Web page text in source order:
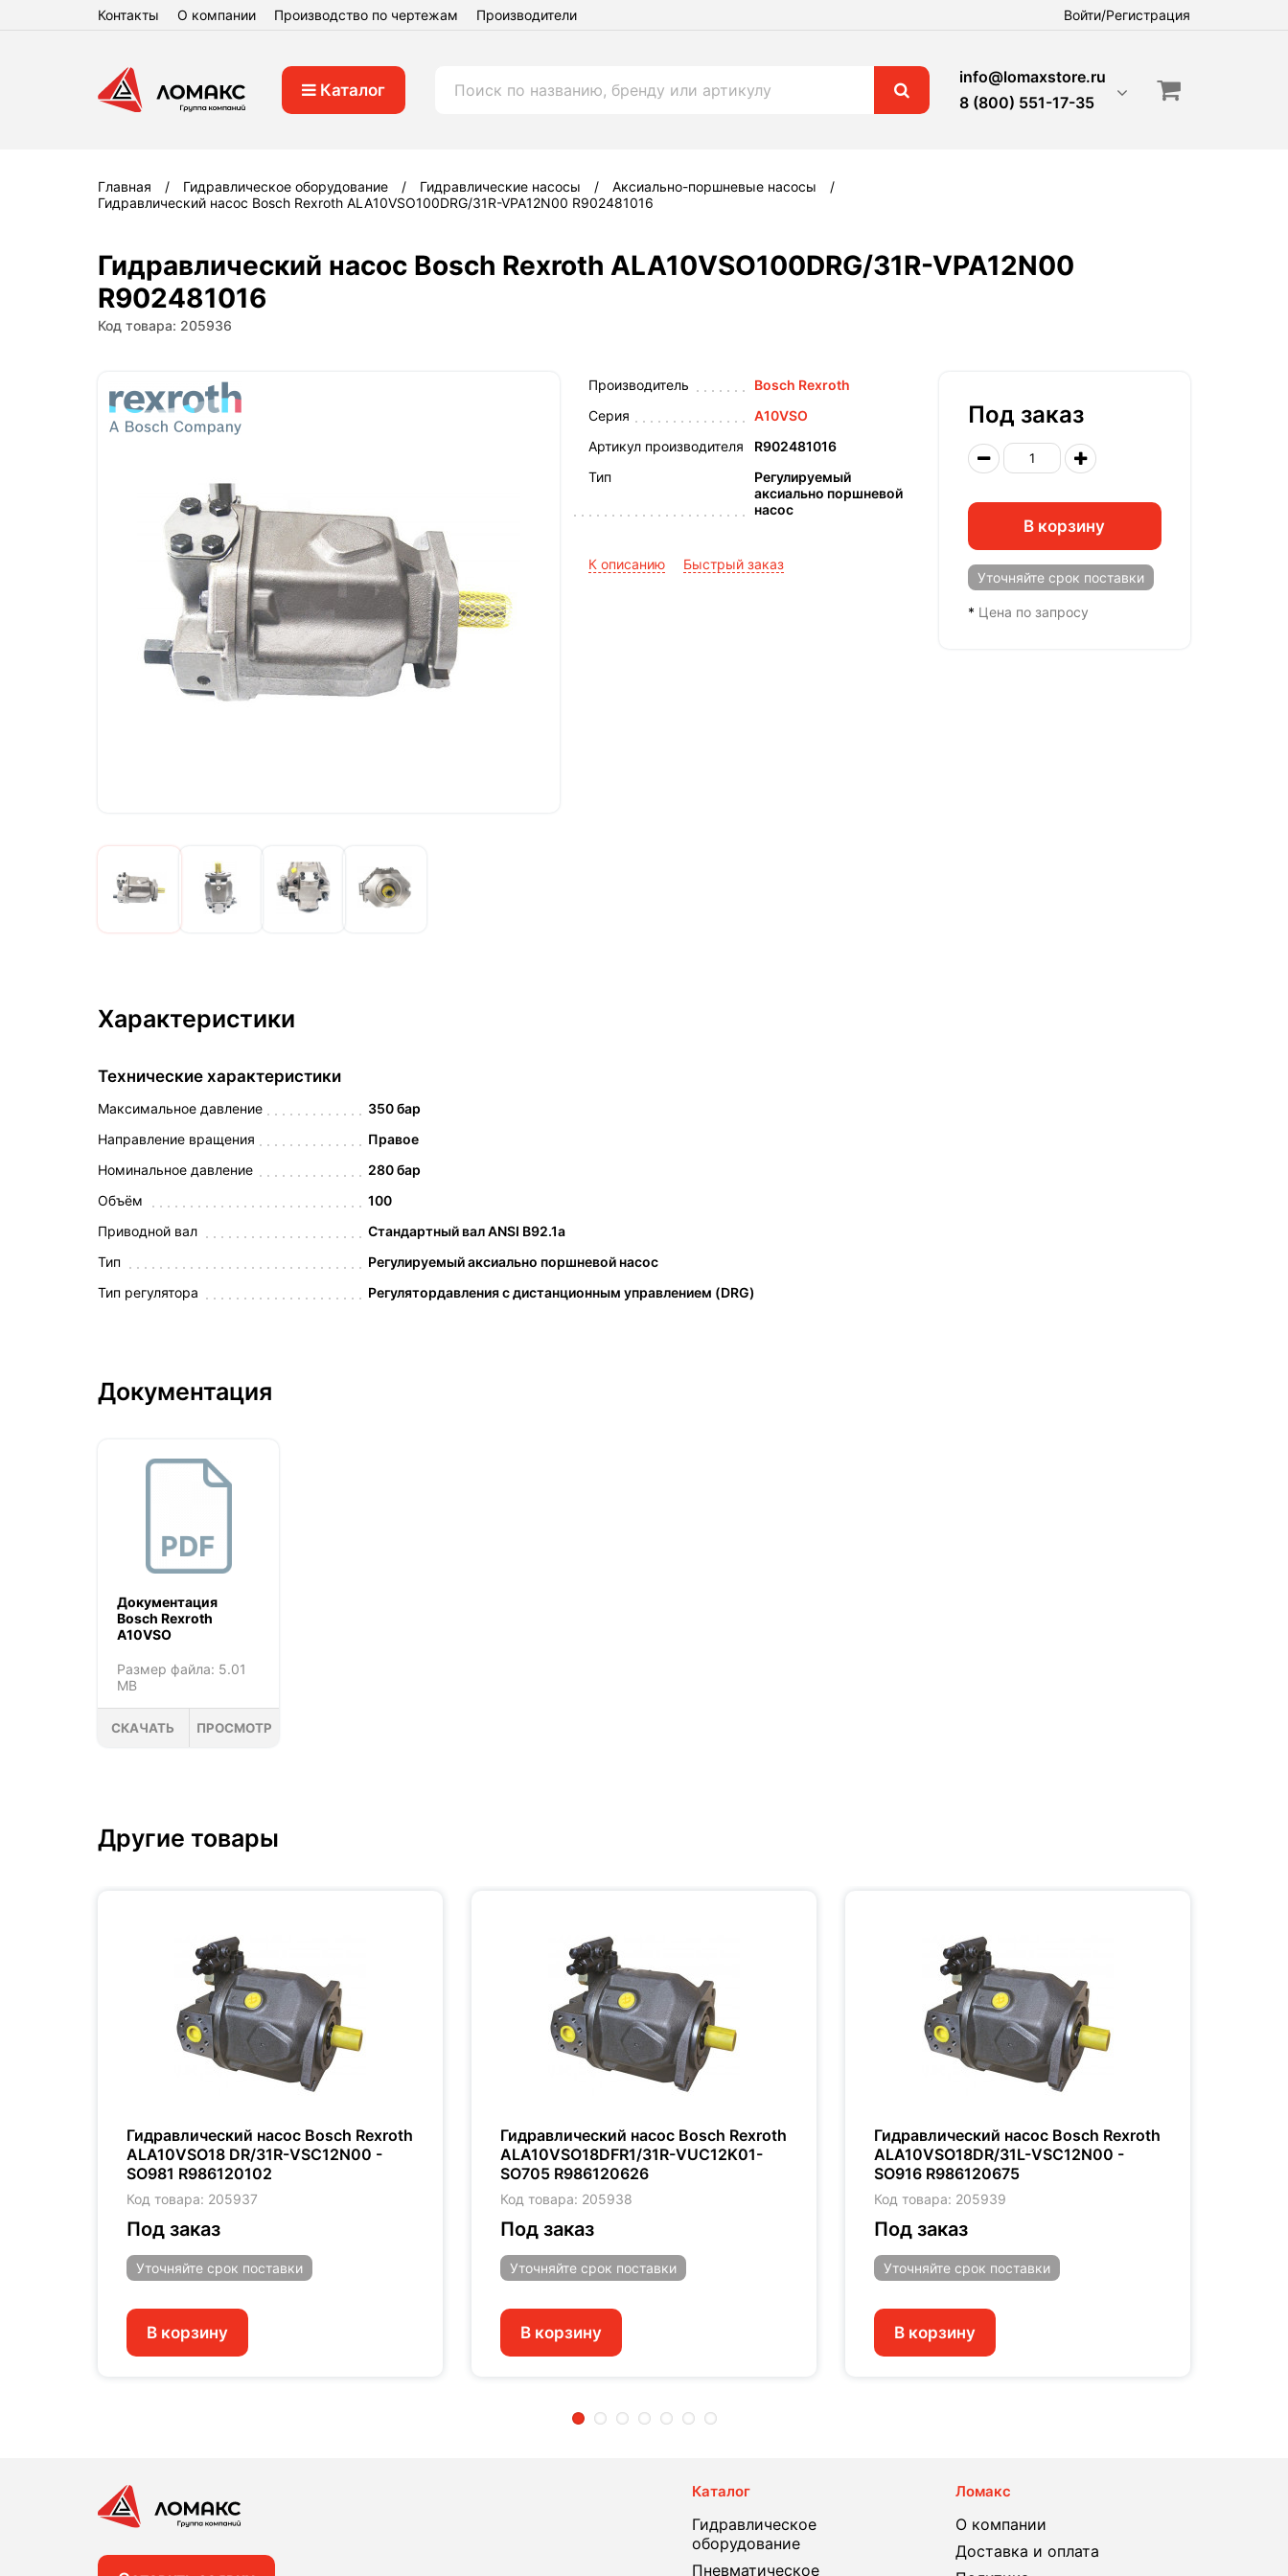
Контакты О компании Производство по чертежам Производители Войти/Регистрация
Каталог
info@lomaxstore.ru
8 (800) 551-17-35
Главная Гидравлическое оборудование Гидравлические насосы
Аксиально-поршневые насосы
Гидравлический насос Bosch Rexroth ALA10VSO100DRG/31R-VPA12N00 R902481016
Гидравлический насос Bosch Rexroth ALA10VSO100DRG/31R-VPA12N00
R902481016
Код товара: 205936
Производитель
Bosch Rexroth
Серия
A10VSO
Артикул производителя
R902481016
Тип
Регулируемый
аксиально поршневой
насос
К описанию Быстрый заказ
Характеристики
Технические характеристики
Максимальное давление
350 бар
Направление вращения
Правое
Номинальное давление
280 бар
Объём
100
Приводной вал
Стандартный вал ANSI B92.1a
Тип
Регулируемый аксиально поршневой насос
Тип регулятора
Регулятордавления с дистанционным управлением (DRG)
Документация
Документация
Bosch Rexroth
A10VSO
Размер файла: 5.01
MB
СКАЧАТЬ ПРОСМОТР
Под заказ
В корзину
Уточняйте срок поставки
* Цена по запросу
Другие товары
Гидравлический насос Bosch Rexroth
ALA10VSO18 DR/31R-VSC12N00 -
SO981 R986120102
Код товара: 205937
Под заказ
Уточняйте срок поставки
В корзину
Гидравлический насос Bosch Rexroth
ALA10VSO18DFR1/31R-VUC12K01-
SO705 R986120626
Код товара: 205938
Под заказ
Уточняйте срок поставки
В корзину
Гидравлический насос Bosch Rexroth
ALA10VSO18DR/31L-VSC12N00 -
SO916 R986120675
Код товара: 205939
Под заказ
Уточняйте срок поставки
В корзину
Каталог
Гидравлическое
оборудование
Пневматическое
Ломакс
О компании
Доставка и оплата